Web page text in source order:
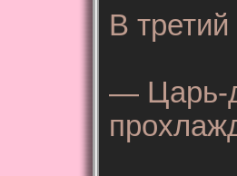
В
— Царь-